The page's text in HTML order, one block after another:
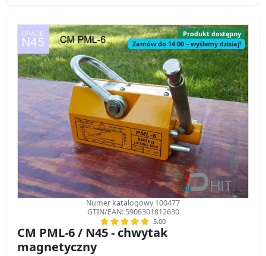
Produkt dostępny
Zamów do 14:00 – wyślemy dzisiaj!
Numer katalogowy 100477
GTIN/EAN: 5906301812630
5.00
CM PML-6 / N45 - chwytak
magnetyczny